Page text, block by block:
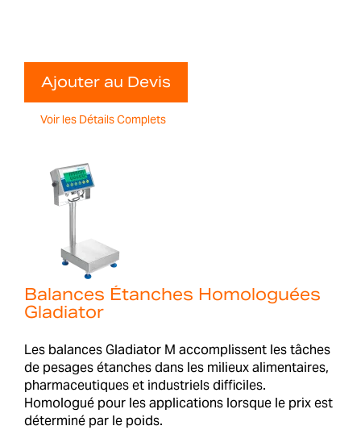
Ajouter au Devis
Voir les Détails Complets
Balances Étanches Homologuées
Gladiator
Les balances Gladiator M accomplissent les tâches
de pesages étanches dans les milieux alimentaires,
pharmaceutiques et industriels difficiles.
Homologué pour les applications lorsque le prix est
déterminé par le poids.